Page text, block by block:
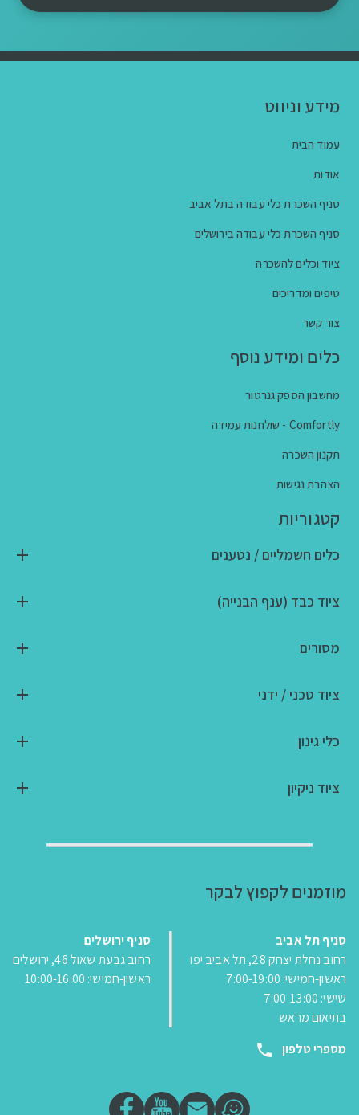
מידע וניווט
עמוד הבית
אודות
סניף השכרת כלי עבודה בתל אביב
סניף השכרת כלי עבודה בירושלים
ציוד וכלים להשכרה
טיפים ומדריכים
צור קשר
כלים ומידע נוסף
מחשבון הספק גנרטור
Comfortly - שולחנות עמידה
תקנון השכרה
הצהרת נגישות
קטגוריות
כלים חשמליים / נטענים
ציוד כבד (ענף הבנייה)
מסורים
ציוד טכני / ידני
כלי גינון
ציוד ניקיון
מוזמנים לקפוץ לבקר
סניף תל אביב
רחוב נחלת יצחק 28, תל אביב יפו
ראשון-חמישי: 7:00-19:00
שישי: 7:00-13:00
בתיאום מראש
סניף ירושלים
רחוב גבעת שאול 46, ירושלים
ראשון-חמישי: 10:00-16:00
מספרי טלפון